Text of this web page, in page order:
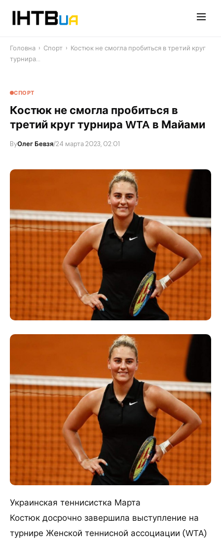
Головна › Спорт › Костюк не смогла пробиться в третий круг
турнира…
СПОРТ
Костюк не смогла пробиться в
третий круг турнира WTA в Майами
ByОлег Бевзя/24 марта 2023, 02:01
Украинская теннисистка Марта
Костюк досрочно завершила выступление на
турнире Женской теннисной ассоциации (WTA)